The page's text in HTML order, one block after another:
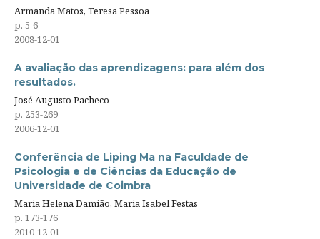
Armanda Matos, Teresa Pessoa
p. 5-6
2008-12-01
A avaliação das aprendizagens: para além dos
resultados.
José Augusto Pacheco
p. 253-269
2006-12-01
Conferência de Liping Ma na Faculdade de
Psicologia e de Ciências da Educação de
Universidade de Coimbra
Maria Helena Damião, Maria Isabel Festas
p. 173-176
2010-12-01